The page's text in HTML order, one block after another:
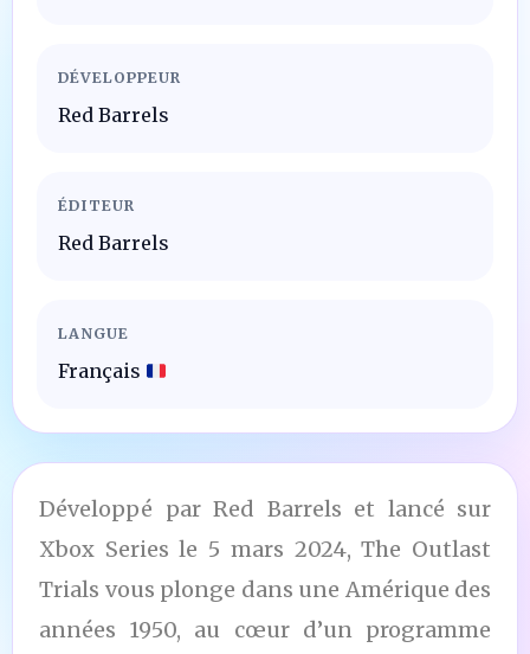
DÉVELOPPEUR
Red Barrels
ÉDITEUR
Red Barrels
LANGUE
Français
Développé par Red Barrels et lancé sur
Xbox Series le 5 mars 2024, The Outlast
Trials vous plonge dans une Amérique des
années 1950, au cœur d’un programme